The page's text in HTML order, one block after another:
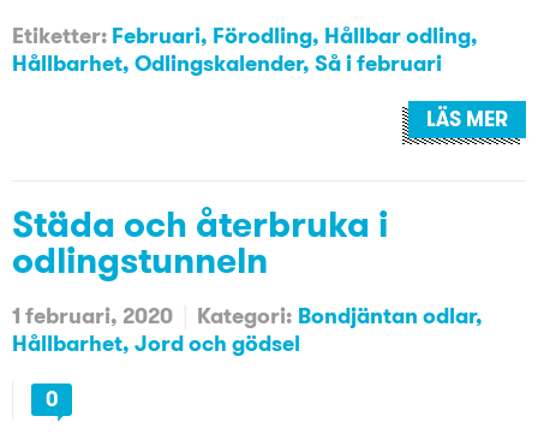
Etiketter: Februari, Förodling, Hållbar odling,
Hållbarhet, Odlingskalender, Så i februari
LÄS MER
Städa och återbruka i
odlingstunneln
1 februari, 2020 Kategori: Bondjäntan odlar
Hållbarhet Jord och gödsel
0